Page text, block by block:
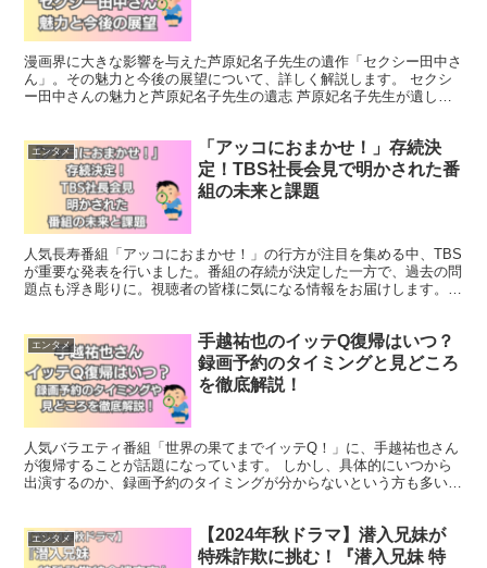
漫画界に大きな影響を与えた芦原妃名子先生の遺作「セクシー田中さ
ん」。その魅力と今後の展望について、詳しく解説します。 セクシ
ー田中さんの魅力と芦原妃名子先生の遺志 芦原妃名子先生が遺した
エンタメ
「アッコにおまかせ！」存続決
定！TBS社長会見で明かされた番
組の未来と課題
人気長寿番組「アッコにおまかせ！」の行方が注目を集める中、TBS
が重要な発表を行いました。番組の存続が決定した一方で、過去の問
題点も浮き彫りに。視聴者の皆様に気になる情報をお届けします。
エンタメ
手越祐也のイッテQ復帰はいつ？
録画予約のタイミングと見どころ
を徹底解説！
人気バラエティ番組「世界の果てまでイッテQ！」に、手越祐也さん
が復帰することが話題になっています。 しかし、具体的にいつから
出演するのか、録画予約のタイミングが分からないという方も多いの
エンタメ
【2024年秋ドラマ】潜入兄妹が
特殊詐欺に挑む！『潜入兄妹 特